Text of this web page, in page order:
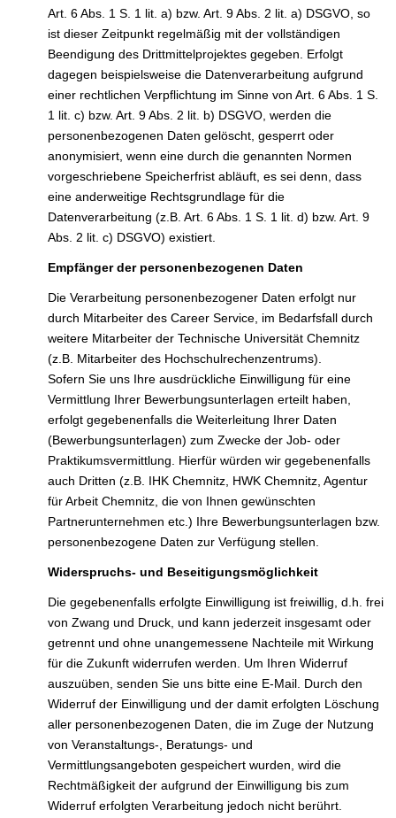
Art. 6 Abs. 1 S. 1 lit. a) bzw. Art. 9 Abs. 2 lit. a) DSGVO, so
ist dieser Zeitpunkt regelmäßig mit der vollständigen
Beendigung des Drittmittelprojektes gegeben. Erfolgt
dagegen beispielsweise die Datenverarbeitung aufgrund
einer rechtlichen Verpflichtung im Sinne von Art. 6 Abs. 1 S.
1 lit. c) bzw. Art. 9 Abs. 2 lit. b) DSGVO, werden die
personenbezogenen Daten gelöscht, gesperrt oder
anonymisiert, wenn eine durch die genannten Normen
vorgeschriebene Speicherfrist abläuft, es sei denn, dass
eine anderweitige Rechtsgrundlage für die
Datenverarbeitung (z.B. Art. 6 Abs. 1 S. 1 lit. d) bzw. Art. 9
Abs. 2 lit. c) DSGVO) existiert.
Empfänger der personenbezogenen Daten
Die Verarbeitung personenbezogener Daten erfolgt nur
durch Mitarbeiter des Career Service, im Bedarfsfall durch
weitere Mitarbeiter der Technische Universität Chemnitz
(z.B. Mitarbeiter des Hochschulrechenzentrums).
Sofern Sie uns Ihre ausdrückliche Einwilligung für eine
Vermittlung Ihrer Bewerbungsunterlagen erteilt haben,
erfolgt gegebenenfalls die Weiterleitung Ihrer Daten
(Bewerbungsunterlagen) zum Zwecke der Job- oder
Praktikumsvermittlung. Hierfür würden wir gegebenenfalls
auch Dritten (z.B. IHK Chemnitz, HWK Chemnitz, Agentur
für Arbeit Chemnitz, die von Ihnen gewünschten
Partnerunternehmen etc.) Ihre Bewerbungsunterlagen bzw.
personenbezogene Daten zur Verfügung stellen.
Widerspruchs- und Beseitigungsmöglichkeit
Die gegebenenfalls erfolgte Einwilligung ist freiwillig, d.h. frei
von Zwang und Druck, und kann jederzeit insgesamt oder
getrennt und ohne unangemessene Nachteile mit Wirkung
für die Zukunft widerrufen werden. Um Ihren Widerruf
auszuüben, senden Sie uns bitte eine E-Mail. Durch den
Widerruf der Einwilligung und der damit erfolgten Löschung
aller personenbezogenen Daten, die im Zuge der Nutzung
von Veranstaltungs-, Beratungs- und
Vermittlungsangeboten gespeichert wurden, wird die
Rechtmäßigkeit der aufgrund der Einwilligung bis zum
Widerruf erfolgten Verarbeitung jedoch nicht berührt.